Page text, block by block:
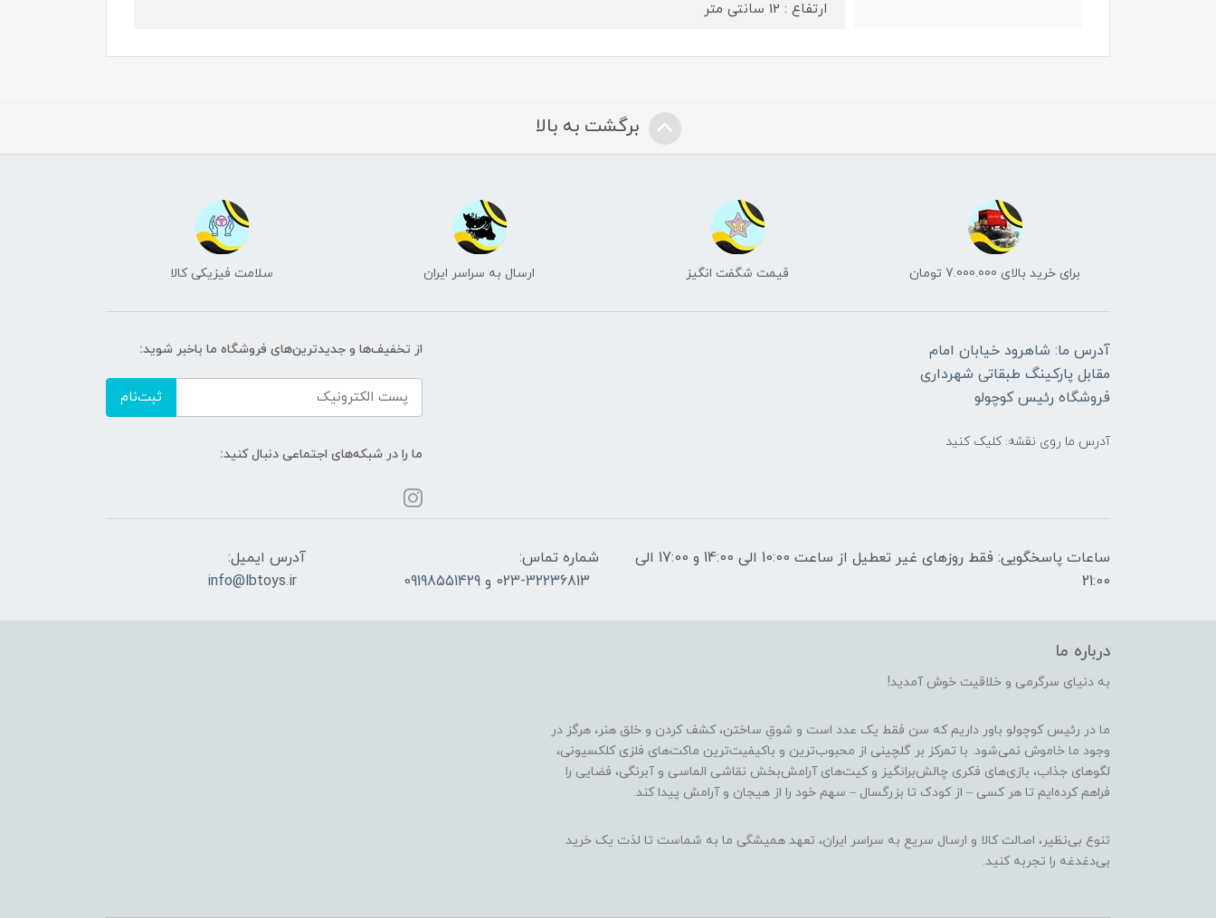
ارتفاع : 12 سانتی متر
برگشت به بالا
برای خرید بالای 7.000.000 تومان قیمت شگفت انگیز ارسال به سراسر ایران سلامت فیزیکی کالا
آدرس ما: شاهرود خیابان امام
مقابل پارکینگ طبقاتی شهرداری
فروشگاه رئیس کوچولو
آدرس ما روی نقشه: کلیک کنید
از تخفیف‌ها و جدیدترین‌های فروشگاه ما باخبر شوید:
ثبت‌نام
ما را در شبکه‌های اجتماعی دنبال کنید:
ساعات پاسخگویی: فقط روزهای غیر تعطیل از ساعت 10:00 الی 14:00 و 17:00 الی
21:00
شماره تماس:
023-32236813 و 09198551429
آدرس ایمیل:
info@lbtoys.ir
درباره ما
به دنیای سرگرمی و خلاقیت خوش آمدید!
ما در رئیس کوچولو باور داریم که سن فقط یک عدد است و شوقِ ساختن، کشف کردن و خلق هنر، هرگز در
وجود ما خاموش نمی‌شود. با تمرکز بر گلچینی از محبوب‌ترین و باکیفیت‌ترین ماکت‌های فلزی کلکسیونی،
لگوهای جذاب، بازی‌های فکری چالش‌برانگیز و کیت‌های آرامش‌بخش نقاشی الماسی و آبرنگی، فضایی را
فراهم کرده‌ایم تا هر کسی – از کودک تا بزرگسال – سهم خود را از هیجان و آرامش پیدا کند.
تنوع بی‌نظیر، اصالت کالا و ارسال سریع به سراسر ایران، تعهد همیشگی ما به شماست تا لذت یک خرید
بی‌دغدغه را تجربه کنید.